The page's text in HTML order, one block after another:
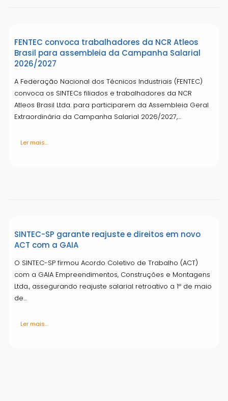
FENTEC convoca trabalhadores da NCR Atleos
Brasil para assembleia da Campanha Salarial
2026/2027
A Federação Nacional dos Técnicos Industriais (FENTEC)
convoca os SINTECs filiados e trabalhadores da NCR
Atleos Brasil Ltda. para participarem da Assembleia Geral
Extraordinária da Campanha Salarial 2026/2027,…
Ler mais...
SINTEC-SP garante reajuste e direitos em novo
ACT com a GAIA
O SINTEC-SP firmou Acordo Coletivo de Trabalho (ACT)
com a GAIA Empreendimentos, Construções e Montagens
Ltda., assegurando reajuste salarial retroativo a 1º de maio
de…
Ler mais...